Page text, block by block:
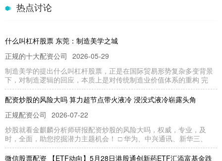
热点讨论
什么叫杠杆股票 东莞：制造美学之城
正规的十大配资公司 2026-05-29
制造美学的提出什么叫杠杆股票，正是在国际贸易形势复杂多变背景
下，对制造逻辑的回应，本质上是对传统制造业价值体系的重构 完
配资炒股的风险大吗 算力超节点带火液冷 浸没式液冷崭露头角
正规配资公司 2026-07-22
炒股就看金麒麟分析师研报配资炒股的风险大吗，权威，专业，及
时，全面，助您挖掘潜力主题机会！ □ 华为、中兴通讯、新华三、
微信股票配资 【ETF动向】5月28日港股通创新药ETF汇添富基金跌